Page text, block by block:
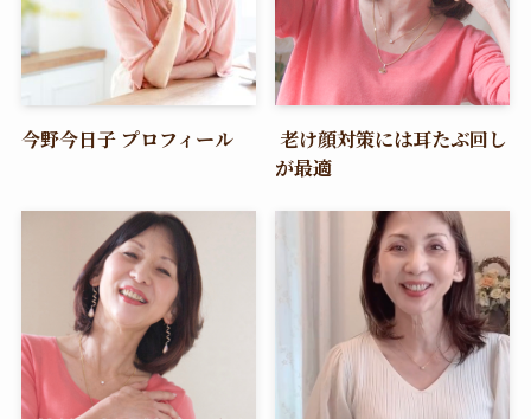
今野今日子 プロフィール
老け顔対策には耳たぶ回し
が最適